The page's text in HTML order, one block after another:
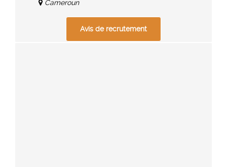
Cameroun
Avis de recrutement